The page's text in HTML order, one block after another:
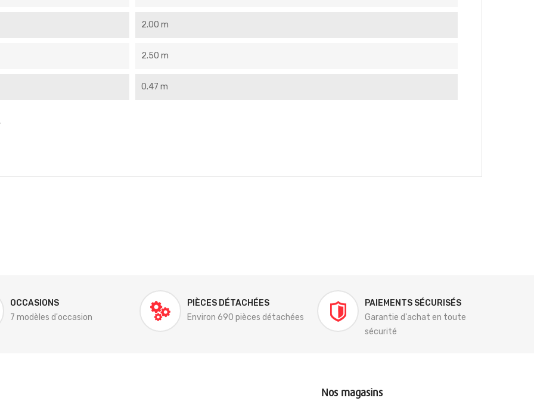
2.00 m
2.50 m
0.47 m
OCCASIONS
7 modèles d'occasion
PIÈCES DÉTACHÉES
Environ 690 pièces détachées
PAIEMENTS SÉCURISÉS
Garantie d'achat en toute
sécurité
Nos magasins